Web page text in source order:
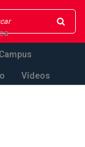
Campus
Vídeos